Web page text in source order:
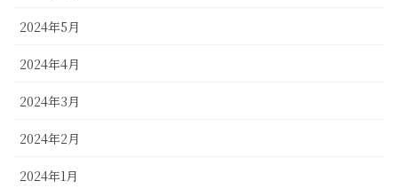
2024年5月
2024年4月
2024年3月
2024年2月
2024年1月